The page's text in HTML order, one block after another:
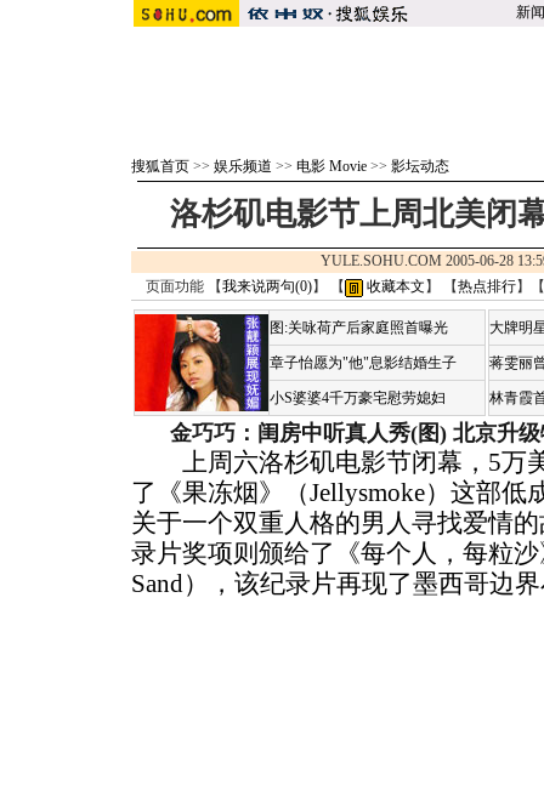
新闻
搜狐首页 >> 娱乐频道 >> 电影 Movie >> 影坛动态
洛杉矶电影节上周北美闭
YULE.SOHU.COM 2005-06-28
页面功能 【我来说两句(0)】 【 收藏本文 】 【热点排行】【
图:关咏荷产后家庭照首曝光
章子怡愿为"他"息影结婚生子
小S婆婆4千万豪宅慰劳媳妇
大牌明
蒋雯丽
林青霞
金巧巧：闺房中听真人秀(图) 北京升
上周六洛杉矶电影节闭幕，5万
了《果冻烟》（Jellysmoke）这部低
关于一个双重人格的男人寻找爱情
录片奖项则颁给了《每个人，每粒沙
Sand），该纪录片再现了墨西哥边